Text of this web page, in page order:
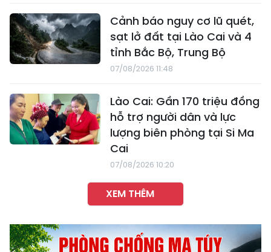
Cảnh báo nguy cơ lũ quét,
sạt lở đất tại Lào Cai và 4
tỉnh Bắc Bộ, Trung Bộ
07/08/2026 11:48
Lào Cai: Gần 170 triệu đồng
hỗ trợ người dân và lực
lượng biên phòng tại Si Ma
Cai
07/08/2026 10:20
XEM THÊM